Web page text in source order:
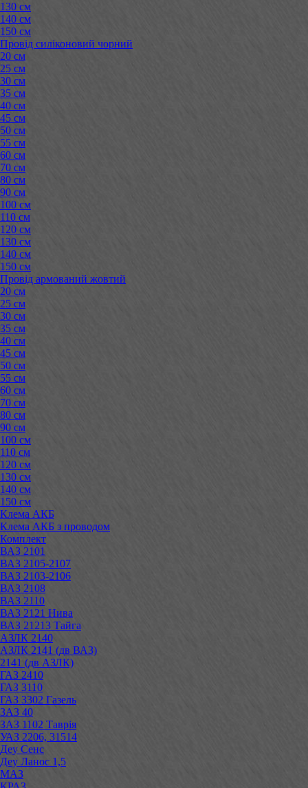
130 см
140 см
150 см
Провід силіконовий чорний
20 см
25 см
30 см
35 см
40 см
45 см
50 см
55 см
60 см
70 см
80 см
90 см
100 см
110 см
120 см
130 см
140 см
150 см
Провід армований жовтий
20 см
25 см
30 см
35 см
40 см
45 см
50 см
55 см
60 см
70 см
80 см
90 см
100 см
110 см
120 см
130 см
140 см
150 см
Клема АКБ
Клема АКБ з проводом
Комплект
ВАЗ 2101
ВАЗ 2105-2107
ВАЗ 2103-2106
ВАЗ 2108
ВАЗ 2110
ВАЗ 2121 Нива
ВАЗ 21213 Тайга
АЗЛК 2140
АЗЛК 2141 (дв ВАЗ)
2141 (дв АЗЛК)
ГАЗ 2410
ГАЗ 3110
ГАЗ 3302 Газель
ЗАЗ 40
ЗАЗ 1102 Таврія
УАЗ 2206, 31514
Деу Сенс
Деу Ланос 1,5
МАЗ